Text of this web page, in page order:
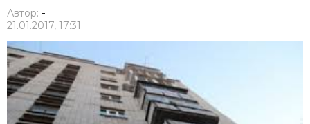
Автор: -
21.01.2017, 17:31